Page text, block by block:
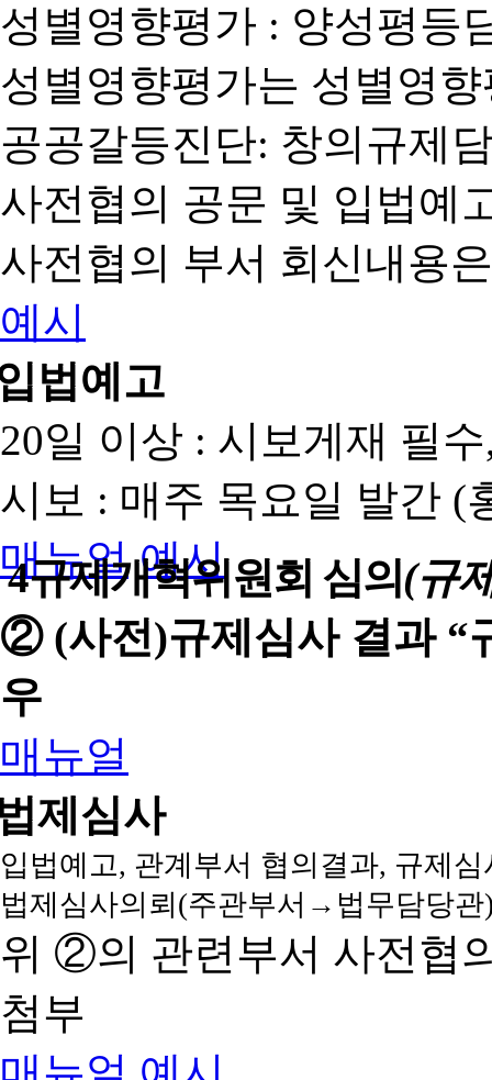
성별영향평가 : 양성평등
성별영향평가는 성별영
공공갈등진단: 창의규제
사전협의 공문 및 입법예
사전협의 부서 회신내용
예시
법예고
20일 이상 : 시보게재 필
시보 : 매주 목요일 발간 (
매뉴얼 예시
4규제개혁위원회 심의(규
② (사전)규제심사 결과 “
우
매뉴얼
제심사
입법예고, 관계부서 협의결과, 규제
법제심사의뢰(주관부서→법무담당
위 ②의 관련부서 사전협
첨부